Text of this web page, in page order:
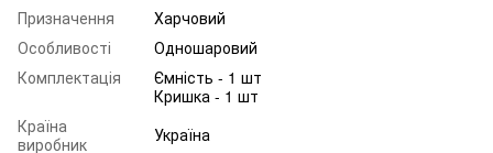
Призначення
Харчовий
Особливості
Одношаровий
Комплектація
Ємність - 1 шт
Кришка - 1 шт
Країна
виробник
Україна